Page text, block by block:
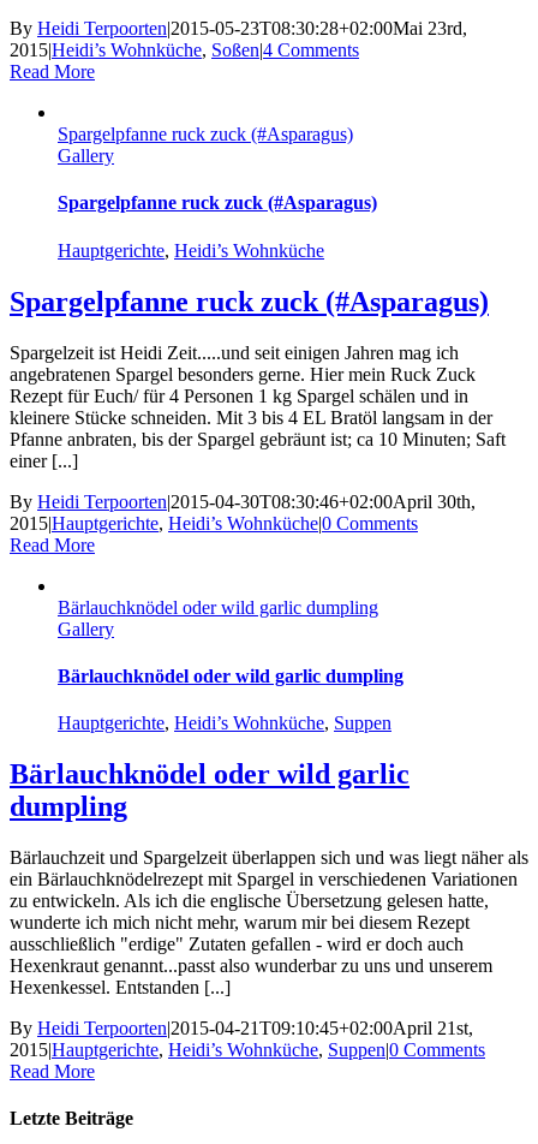
By Heidi Terpoorten|2015-05-23T08:30:28+02:00Mai 23rd,
2015|Heidi’s Wohnküche, Soßen|4 Comments
Read More
Spargelpfanne ruck zuck (#Asparagus)
Gallery
Spargelpfanne ruck zuck (#Asparagus)
Hauptgerichte, Heidi’s Wohnküche
Spargelpfanne ruck zuck (#Asparagus)
Spargelzeit ist Heidi Zeit.....und seit einigen Jahren mag ich
angebratenen Spargel besonders gerne. Hier mein Ruck Zuck
Rezept für Euch/ für 4 Personen 1 kg Spargel schälen und in
kleinere Stücke schneiden. Mit 3 bis 4 EL Bratöl langsam in der
Pfanne anbraten, bis der Spargel gebräunt ist; ca 10 Minuten; Saft
einer [...]
By Heidi Terpoorten|2015-04-30T08:30:46+02:00April 30th,
2015|Hauptgerichte, Heidi’s Wohnküche|0 Comments
Read More
Bärlauchknödel oder wild garlic dumpling
Gallery
Bärlauchknödel oder wild garlic dumpling
Hauptgerichte, Heidi’s Wohnküche, Suppen
Bärlauchknödel oder wild garlic
dumpling
Bärlauchzeit und Spargelzeit überlappen sich und was liegt näher als
ein Bärlauchknödelrezept mit Spargel in verschiedenen Variationen
zu entwickeln. Als ich die englische Übersetzung gelesen hatte,
wunderte ich mich nicht mehr, warum mir bei diesem Rezept
ausschließlich "erdige" Zutaten gefallen - wird er doch auch
Hexenkraut genannt...passt also wunderbar zu uns und unserem
Hexenkessel. Entstanden [...]
By Heidi Terpoorten|2015-04-21T09:10:45+02:00April 21st,
2015|Hauptgerichte, Heidi’s Wohnküche, Suppen|0 Comments
Read More
Letzte Beiträge